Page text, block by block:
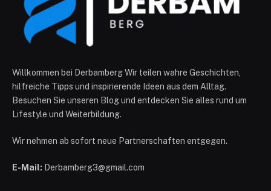
Willkommen bei Derbamberg Wir teilen wahre Geschichten,
hilfreiche Tipps und inspirierende Ideen aus dem Alltag.
Besuchen Sie unseren Blog und entdecken Sie alles rund um
Lifestyle und Weiterbildung.
Wir nehmen ab sofort neue Partnerschaften entgegen.
E-Mail: Derbamberg3@gmail.com